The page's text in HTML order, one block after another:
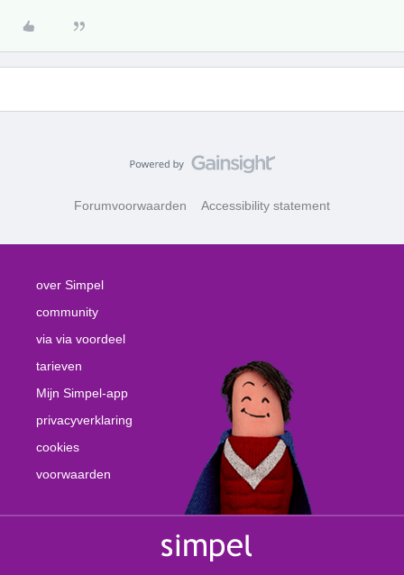
Forumvoorwaarden Accessibility statement
over Simpel
community
via via voordeel
tarieven
Mijn Simpel-app
privacyverklaring
cookies
voorwaarden